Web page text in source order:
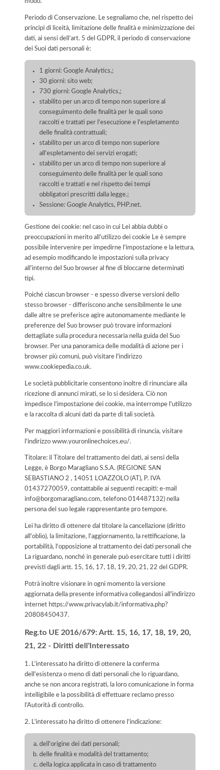
Periodo di Conservazione. Le segnaliamo che, nel rispetto dei
principi di liceità, limitazione delle finalità e minimizzazione dei
dati, ai sensi dell’art. 5 del GDPR, il periodo di conservazione
dei Suoi dati personali è:
1 giorni: Google Analytics,;
30 giorni: sito web;
730 giorni: Google Analytics,;
stabilito per un arco di tempo non superiore al
conseguimento delle finalità per le quali sono
raccolti e trattati per l'esecuzione e l'espletamento
delle finalità contrattuali;
stabilito per un arco di tempo non superiore
all'espletamento dei servizi erogati;
stabilito per un arco di tempo non superiore al
conseguimento delle finalità per le quali sono
raccolti e trattati e nel rispetto dei tempi
obbligatori prescritti dalla legge.;
Sessione: Google Analytics, PHP.net.
Gestione dei cookie: nel caso in cui Lei abbia dubbi o
preoccupazioni in merito all'utilizzo dei cookie Le è sempre
possibile intervenire per impedirne l'impostazione e la lettura,
ad esempio modificando le impostazioni sulla privacy
all'interno del Suo browser al fine di bloccarne determinati
tipi.
Poiché ciascun browser - e spesso diverse versioni dello
stesso browser - differiscono anche sensibilmente le une
dalle altre se preferisce agire autonomamente mediante le
preferenze del Suo browser può trovare informazioni
dettagliate sulla procedura necessaria nella guida del Suo
browser. Per una panoramica delle modalità di azione per i
browser più comuni, può visitare l'indirizzo
www.cookiepedia.co.uk.
Le società pubblicitarie consentono inoltre di rinunciare alla
ricezione di annunci mirati, se lo si desidera. Ciò non
impedisce l'impostazione dei cookie, ma interrompe l'utilizzo
e la raccolta di alcuni dati da parte di tali società.
Per maggiori informazioni e possibilità di rinuncia, visitare
l'indirizzo www.youronlinechoices.eu/.
Titolare: il Titolare del trattamento dei dati, ai sensi della
Legge, è Borgo Maragliano S.S.A. (REGIONE SAN
SEBASTIANO 2 , 14051 LOAZZOLO (AT), P. IVA
01437270059, contattabile ai seguenti recapiti: e-mail
info@borgomaragliano.com, telefono 014487132) nella
persona del suo legale rappresentante pro tempore.
Lei ha diritto di ottenere dal titolare la cancellazione (diritto
all'oblio), la limitazione, l'aggiornamento, la rettificazione, la
portabilità, l'opposizione al trattamento dei dati personali che
La riguardano, nonché in generale può esercitare tutti i diritti
previsti dagli artt. 15, 16, 17, 18, 19, 20, 21, 22 del GDPR.
Potrà inoltre visionare in ogni momento la versione
aggiornata della presente informativa collegandosi all'indirizzo
internet https://www.privacylab.it/informativa.php?
20808450437.
Reg.to UE 2016/679: Artt. 15, 16, 17, 18, 19, 20,
21, 22 - Diritti dell'Interessato
1. L'interessato ha diritto di ottenere la conferma
dell'esistenza o meno di dati personali che lo riguardano,
anche se non ancora registrati, la loro comunicazione in forma
intelligibile e la possibilità di effettuare reclamo presso
l’Autorità di controllo.
2. L'interessato ha diritto di ottenere l'indicazione:
dell'origine dei dati personali;
delle finalità e modalità del trattamento;
della logica applicata in caso di trattamento